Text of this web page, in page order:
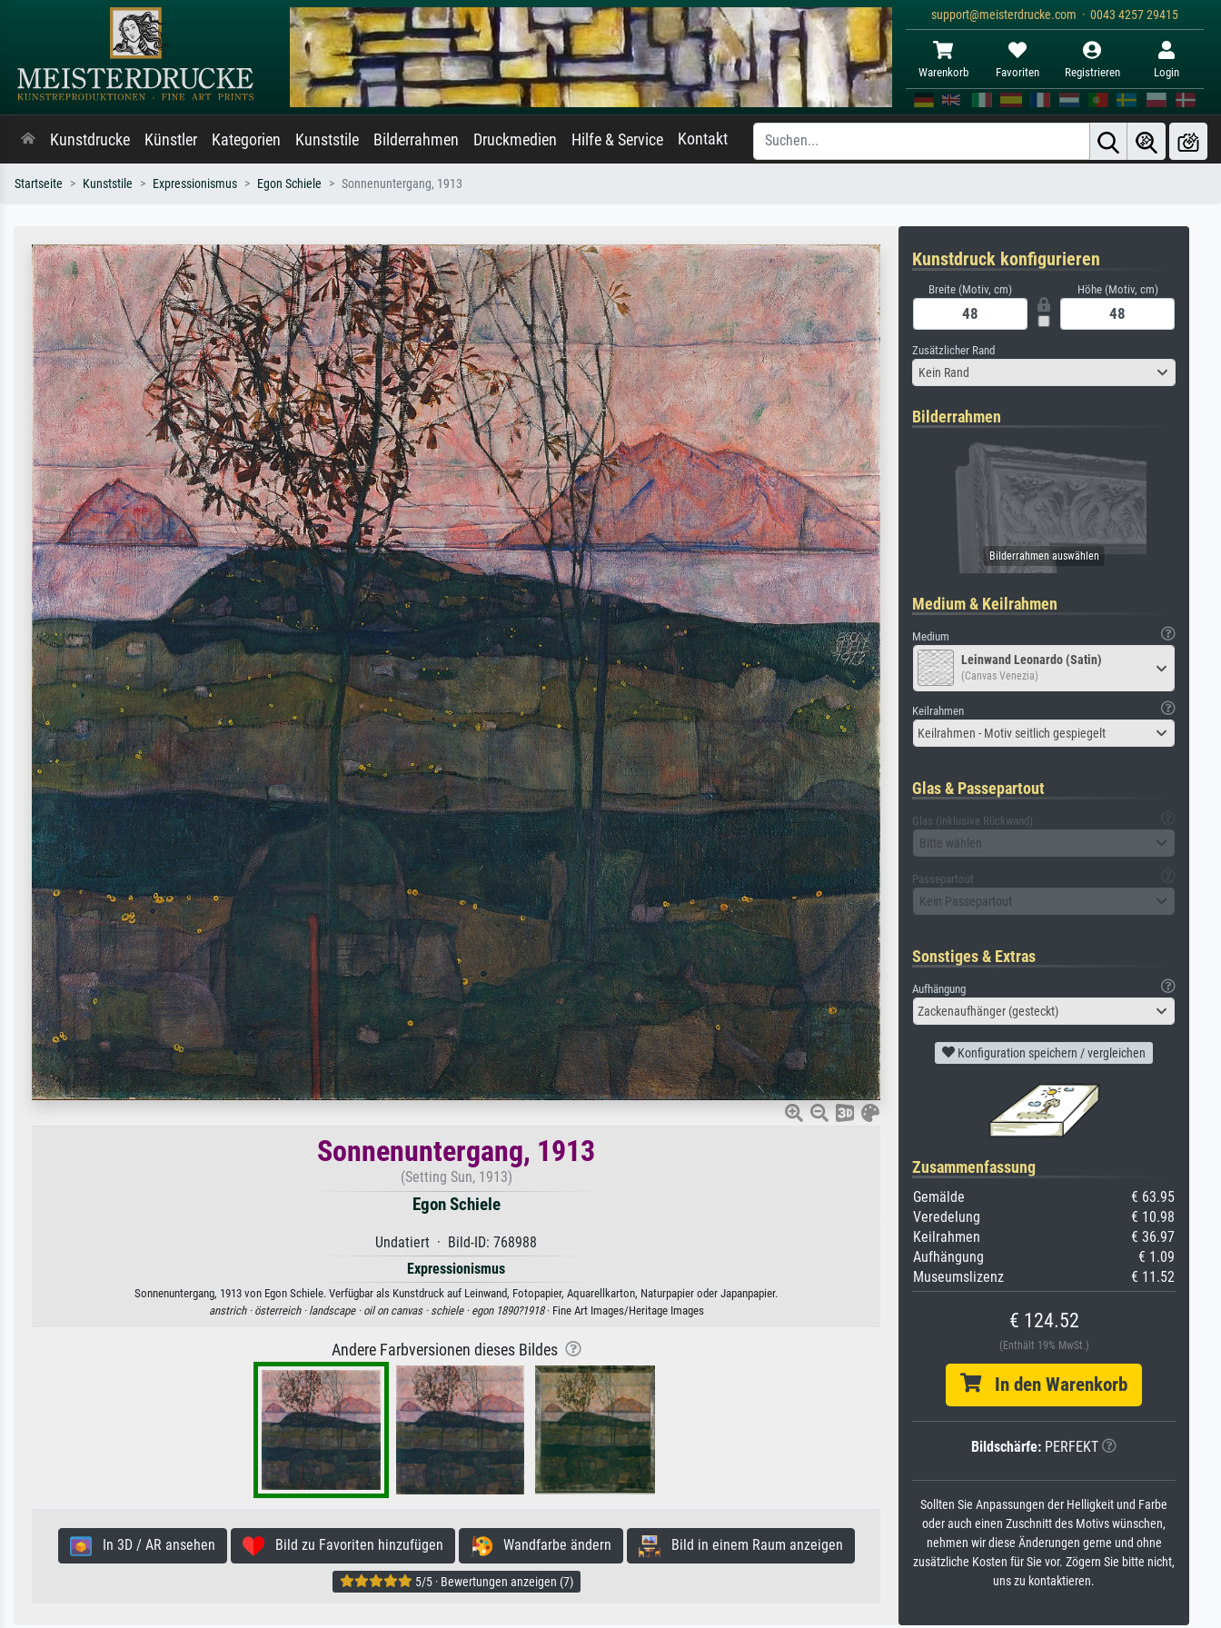
support@meisterdrucke.com · 0043 4257 29415
Warenkorb Favoriten Registrieren Login
Kunstdrucke Künstler Kategorien Kunststile Bilderrahmen Druckmedien Hilfe & Service Kontakt
Startseite Kunststile Expressionismus Egon Schiele Sonnenuntergang, 1913
Sonnenuntergang, 1913
(Setting Sun, 1913)
Egon Schiele
Undatiert · Bild-ID: 768988
Expressionismus
Sonnenuntergang, 1913 von Egon Schiele. Verfügbar als Kunstdruck auf Leinwand, Fotopapier, Aquarellkarton, Naturpapier oder Japanpapier.
anstrich · österreich · landscape · oil on canvas · schiele · egon 1890?1918· Fine Art Images/Heritage Images
Andere Farbversionen dieses Bildes
In 3D / AR ansehen Bild zu Favoriten hinzufügen Wandfarbe ändern Bild in einem Raum anzeigen
5/5 · Bewertungen anzeigen (7)
Kunstdruck konfigurieren
Breite (Motiv, cm) Höhe (Motiv, cm)
Zusätzlicher Rand
Kein Rand
Bilderrahmen
Medium & Keilrahmen
Medium
Leinwand Leonardo (Satin)
(Canvas Venezia)
Keilrahmen
Keilrahmen - Motiv seitlich gespiegelt
Glas & Passepartout
Glas (inklusive Rückwand)
Bitte wählen
Passepartout
Kein Passepartout
Sonstiges & Extras
Aufhängung
Zackenaufhänger (gesteckt)
Konfiguration speichern / vergleichen
Zusammenfassung
Gemälde
€ 63.95
Veredelung
€ 10.98
Keilrahmen
€ 36.97
Aufhängung
€ 1.09
Museumslizenz
€ 11.52
€ 124.52
(Enthält 19% MwSt.)
In den Warenkorb
Bildschärfe: PERFEKT
Sollten Sie Anpassungen der Helligkeit und Farbe
oder auch einen Zuschnitt des Motivs wünschen,
nehmen wir diese Änderungen gerne und ohne
zusätzliche Kosten für Sie vor. Zögern Sie bitte nicht,
uns zu kontaktieren.